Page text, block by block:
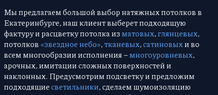
Мы предлагаем большой выбор натяжных потолков в
Екатеринбурге, наш клиент выберет подходящую
фактуру и расцветку потолка изматовых,глянцевых,
потолков «звездное небо»,тканевых,сатиновыхи во
всем многообразии исполнения –многоуровневых,
арочных, имитации сложных поверхностей и
наклонных. Предусмотрим подсветку и предложим
подходящиесветильники, сделаем шумоизоляцию